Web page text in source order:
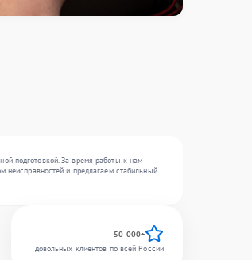
подготовкой. За время работы к нам
неисправностей и предлагаем стабильный
50 000+
довольных клиентов по всей России